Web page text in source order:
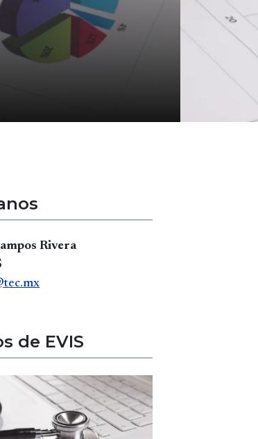
Rivera
de EVIS